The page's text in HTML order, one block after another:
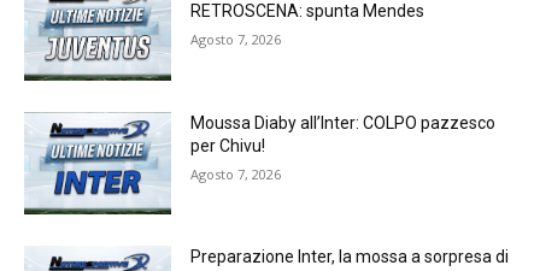
RETROSCENA: spunta Mendes
Agosto 7, 2026
Moussa Diaby all’Inter: COLPO pazzesco
per Chivu!
Agosto 7, 2026
Preparazione Inter, la mossa a sorpresa di